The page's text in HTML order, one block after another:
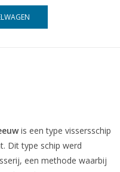
is een type vissersschip
Dit type schip werd
een methode waarbij